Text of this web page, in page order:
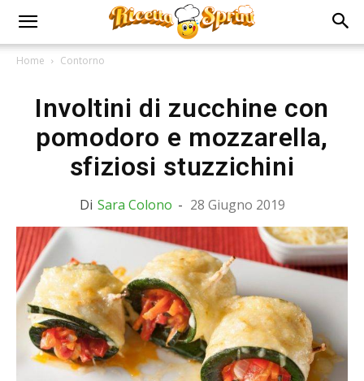
Home Contorno
Involtini di zucchine con
pomodoro e mozzarella,
sfiziosi stuzzichini
Di Sara Colono - 28 Giugno 2019